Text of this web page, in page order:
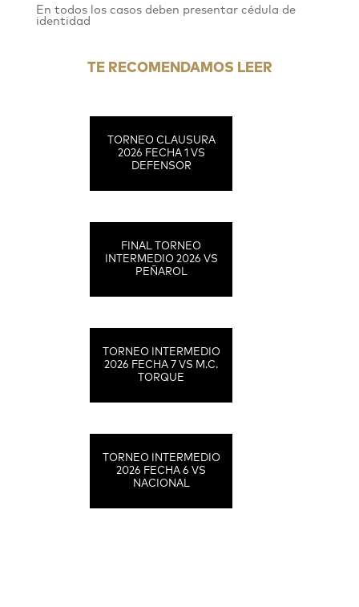
En todos los casos deben presentar cédula de
identidad
TE RECOMENDAMOS LEER
TORNEO CLAUSURA
2026 FECHA 1 VS
DEFENSOR
FINAL TORNEO
INTERMEDIO 2026 VS
PEÑAROL
TORNEO INTERMEDIO
2026 FECHA 7 VS M.C.
TORQUE
TORNEO INTERMEDIO
2026 FECHA 6 VS
NACIONAL